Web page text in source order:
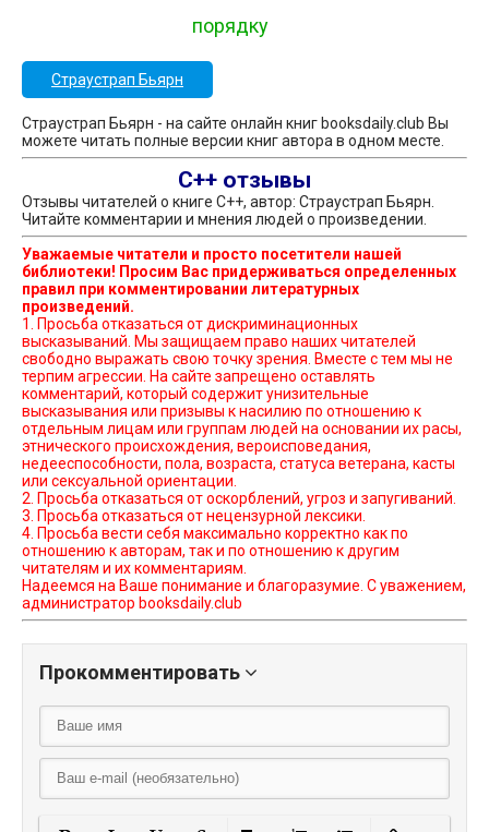
порядку
Страустрап Бьярн
Страустрап Бьярн - на сайте онлайн книг booksdaily.club Вы
можете читать полные версии книг автора в одном месте.
C++ отзывы
Отзывы читателей о книге C++, автор: Страустрап Бьярн.
Читайте комментарии и мнения людей о произведении.
Уважаемые читатели и просто посетители нашей
библиотеки! Просим Вас придерживаться определенных
правил при комментировании литературных
произведений.
1. Просьба отказаться от дискриминационных
высказываний. Мы защищаем право наших читателей
свободно выражать свою точку зрения. Вместе с тем мы не
терпим агрессии. На сайте запрещено оставлять
комментарий, который содержит унизительные
высказывания или призывы к насилию по отношению к
отдельным лицам или группам людей на основании их расы,
этнического происхождения, вероисповедания,
недееспособности, пола, возраста, статуса ветерана, касты
или сексуальной ориентации.
2. Просьба отказаться от оскорблений, угроз и запугиваний.
3. Просьба отказаться от нецензурной лексики.
4. Просьба вести себя максимально корректно как по
отношению к авторам, так и по отношению к другим
читателям и их комментариям.
Надеемся на Ваше понимание и благоразумие. С уважением,
администратор booksdaily.club
Прокомментировать